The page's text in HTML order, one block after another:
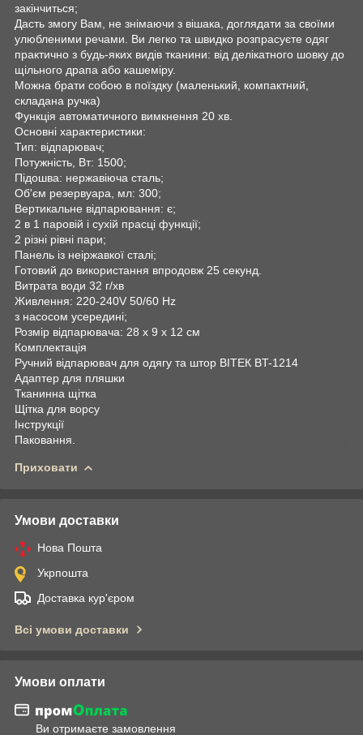
закінчиться;
Дасть змогу Вам, не знімаючи з вішака, доглядати за своїми
улюбленими речами. Ви легко та швидко розпрасуєте одяг
практично з будь-яких видів тканини: від делікатного шовку до
щільного драпа або кашеміру.
Можна брати собою в поїздку (маленький, компактний,
складана ручка)
Функція автоматичного вимкнення 20 хв.
Основні характеристики:
Тип: відпарювач;
Потужність, Вт: 1500;
Підошва: нержавіюча сталь;
Об'єм резервуара, мл: 300;
Вертикальне відпарювання: є;
2 в 1 паровій і сухій прасці функції;
2 різні рівні пари;
Панель із неіржавкої сталі;
Готовий до використання впродовж 25 секунд.
Витрата води 32 г/хв
Живлення: 220-240V 50/60 Hz
з насосом усередині;
Розмір відпарювача: 28 х 9 х 12 см
Комплектація
Ручний відпарювач для одягу та штор ВІТЕК BT-1214
Адаптер для пляшки
Тканинна щітка
Щітка для ворсу
Інструкції
Паковання.
Приховати
Умови доставки
Нова Пошта
Укрпошта
Доставка кур'єром
Всі умови доставки
Умови оплати
Ви отримаєте замовлення